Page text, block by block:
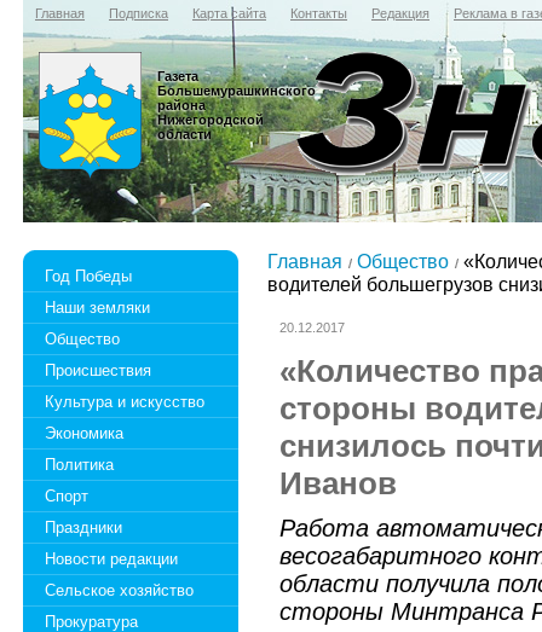
Главная Подписка Карта сайта Контакты Редакция Реклама в
Газета
Большемурашкинского
района
Нижегородской
области
Год Победы
Наши земляки
Общество
Происшествия
Культура и искусство
Экономика
Политика
Спорт
Праздники
Новости редакции
Сельское хозяйство
Прокуратура
Главная Общество
водителей большегрузов
20.12.2017
«Количество
стороны
снизилось
Иванов
Работа
весогабаритного
области получила
стороны Минтранса